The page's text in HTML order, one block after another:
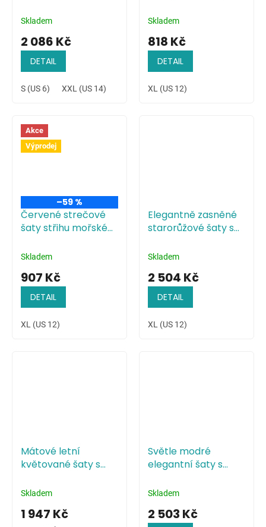
potiskem
Skladem
2 086 Kč
DETAIL
S (US 6) XXL (US 14)
Skladem
818 Kč
DETAIL
XL (US 12)
Akce
Výprodej
–59 %
Červené strečové
šaty střihu mořské
Skladem
907 Kč
DETAIL
XL (US 12)
Elegantně zasněné
starorůžové šaty s
živůtkem
Skladem
2 504 Kč
DETAIL
XL (US 12)
Mátové letní
květované šaty s
Skladem
1 947 Kč
Světle modré
elegantní šaty s
živůtkem
Skladem
2 503 Kč